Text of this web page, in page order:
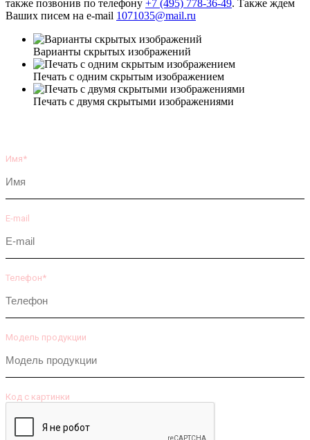
также позвонив по телефону +7 (495) 778-36-49. Также ждем
Ваших писем на e-mail 1071035@mail.ru
Варианты скрытых изображений
Печать с одним скрытым изображением
Печать с двумя скрытыми изображениями
Имя*
E-mail
Телефон*
Модель продукции
Код с картинки